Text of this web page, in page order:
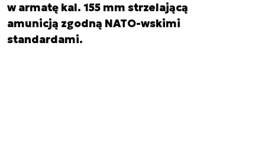
w armatę kal. 155 mm strzelającą
amunicją zgodną NATO-wskimi
standardami.